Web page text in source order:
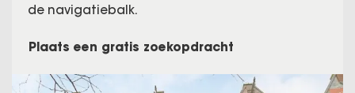
de navigatiebalk.
Plaats een gratis zoekopdracht